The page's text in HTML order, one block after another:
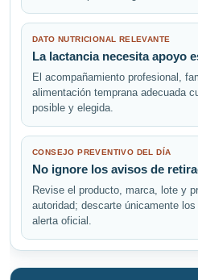
DATO NUTRICIONAL RELEVANTE
La lactancia necesita apoyo
El acompañamiento profesional,
alimentación temprana adecuada
posible y elegida.
CONSEJO PREVENTIVO DEL DÍA
No ignore los avisos de
Revise el producto, marca, lote y
autoridad; descarte únicamente
alerta oficial.